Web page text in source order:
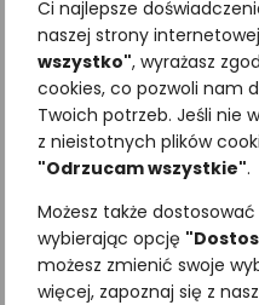
Ci najlepsze
naszej strony
wszystko", wyrażasz
cookies, co pozwoli nam
Twoich potrzeb. Jeśli nie
z nieistotnych plików
"Odrzucam wszystkie".
Możesz także
wybierając opcję
możesz zmienić swoje
więcej, zapoznaj się z
dni:
Podobne produkty